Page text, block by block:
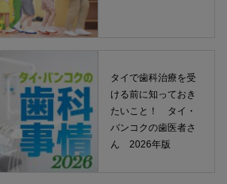
タイで歯科治療を受
ける前に知っておき
たいこと！ タイ・
バンコクの歯医者さ
ん 2026年版